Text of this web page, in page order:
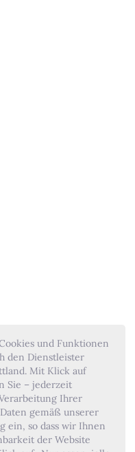
und Funktionen
den Dienstleister
Mit Klick auf
Sie – jederzeit
Ihrer
gemäß unserer
ein, so dass wir Ihnen
der Website